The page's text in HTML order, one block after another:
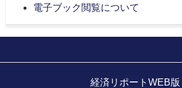
電子ブック閲覧について
経済リポートWEB版